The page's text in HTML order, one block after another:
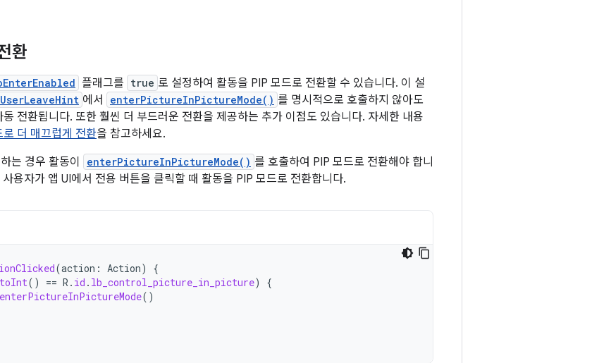
환
플래그를 true 로 설정하여 활동을 PIP 모드로 전환할 수 있습니다. 이 설
에서 enterPictureInPictureMode() 를 명시적으로 호출하지 않아도
전환됩니다. 또한 훨씬 더 부드러운 전환을 제공하는 추가 이점도 있습니다. 자세한 내용
더 매끄럽게 전환을 참고하세요.
는 경우 활동이
enterPictureInPictureMode() 를 호출하여 PIP 모드로 전환해야 합니
용자가 앱 UI에서 전용 버튼을 클릭할 때 활동을 PIP 모드로 전환합니다.
(action : Action)
{
toInt() == R . id . lb_control_picture_in_picture)
{
enterPictureInPictureMode()